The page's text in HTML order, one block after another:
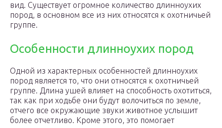
вид. Существует огромное количество длинноухих
пород, в основном все из них относятся к охотничьей
группе.
Особенности длинноухих пород
Одной из характерных особенностей длинноухих
пород является то, что они относятся к охотничьей
группе. Длина ушей влияет на способность охотиться,
так как при ходьбе они будут волочиться по земле,
отчего все окружающие звуки животное услышит
более отчетливо. Кроме этого, это помогает